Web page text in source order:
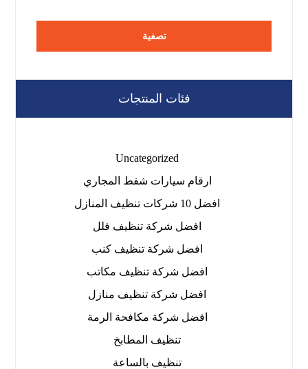
تصفية
فئات المنتجات
Uncategorized
ارقام سيارات شفط المجاري
افضل 10 شركات تنظيف المنازل
افضل شركة تنظيف فلل
افضل شركة تنظيف كنب
افضل شركة تنظيف مكاتب
افضل شركة تنظيف منازل
افضل شركة مكافحة الرمة
تنظيف المطابخ
تنظيف بالساعة